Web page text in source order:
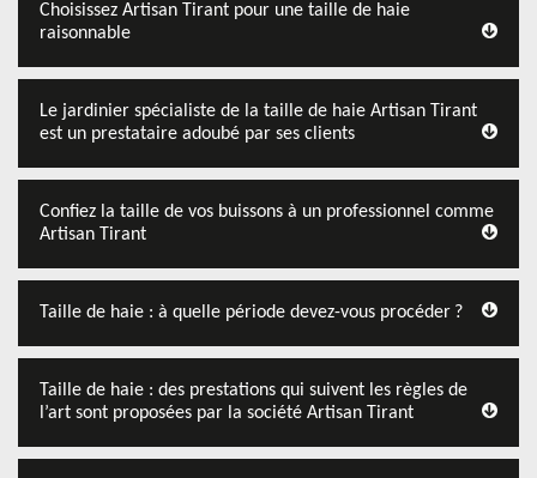
Choisissez Artisan Tirant pour une taille de haie
raisonnable
Le jardinier spécialiste de la taille de haie Artisan Tirant
est un prestataire adoubé par ses clients
Confiez la taille de vos buissons à un professionnel comme
Artisan Tirant
Taille de haie : à quelle période devez-vous procéder ?
Taille de haie : des prestations qui suivent les règles de
l’art sont proposées par la société Artisan Tirant